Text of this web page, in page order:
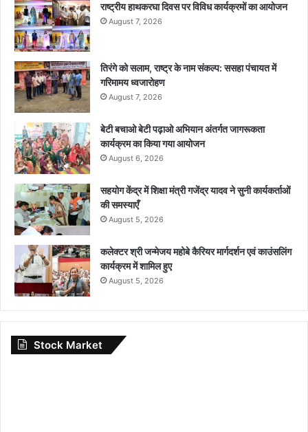
राष्ट्रीय हाथकरघा दिवस पर विविध कार्यक्रमों का आयोजन
August 7, 2026
तिरंगे को सलाम, राष्ट्र के नाम संकल्प: ससहा पंचायत में
गरिमामय ध्वजारोहण
August 7, 2026
बेटी बचाओ बेटी पढ़ाओ अभियान अंतर्गत जागरूकता
कार्यक्रम का किया गया आयोजन
August 6, 2026
सहयोग केंद्र में शिक्षा मंत्री गजेंद्र यादव ने सुनी कार्यकर्ताओं
की समस्याएँ
August 5, 2026
कलेक्टर श्री जन्मेजय महोबे कैरियर मार्गदर्शन एवं काउंसलिंग
कार्यक्रम में शामिल हुए
August 5, 2026
Stock Market